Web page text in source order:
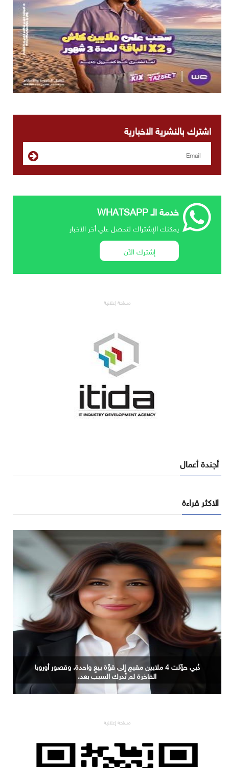
اشترك بالنشرية الاخبارية
خدمة الـ WHATSAPP
يمكنك الإشتراك لتحصل علي أخر الأخبار
إشترك الآن
مساحة إعلانية
أجندة أعمال
الاكثر قراءة
وزيرا الاتصالات والتعليم العالي يشهدان ختام الدورة الرابعة
من مبادرة بناء قدرات الجامعات في مجال الذكاء الاصطناعي
مساحة إعلانية